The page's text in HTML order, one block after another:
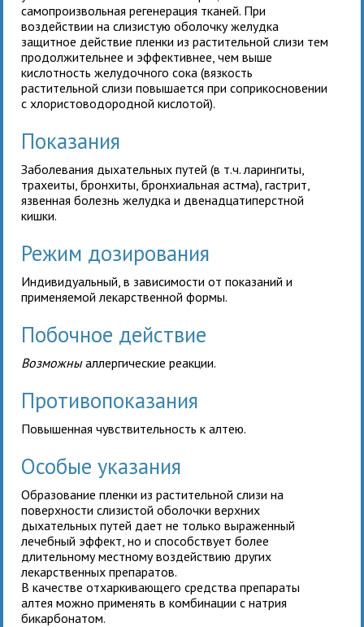
самопроизвольная регенерация тканей. При
воздействии на слизистую оболочку желудка
защитное действие пленки из растительной слизи тем
продолжительнее и эффективнее, чем выше
кислотность желудочного сока (вязкость
растительной слизи повышается при соприкосновении
с хлористоводородной кислотой).
Показания
Заболевания дыхательных путей (в т.ч. ларингиты,
трахеиты, бронхиты, бронхиальная астма), гастрит,
язвенная болезнь желудка и двенадцатиперстной
кишки.
Режим дозирования
Индивидуальный, в зависимости от показаний и
применяемой лекарственной формы.
Побочное действие
Возможныаллергические реакции.
Противопоказания
Повышенная чувствительность к алтею.
Особые указания
Образование пленки из растительной слизи на
поверхности слизистой оболочки верхних
дыхательных путей дает не только выраженный
лечебный эффект, но и способствует более
длительному местному воздействию других
лекарственных препаратов.
В качестве отхаркивающего средства препараты
алтея можно применять в комбинации с натрия
бикарбонатом.